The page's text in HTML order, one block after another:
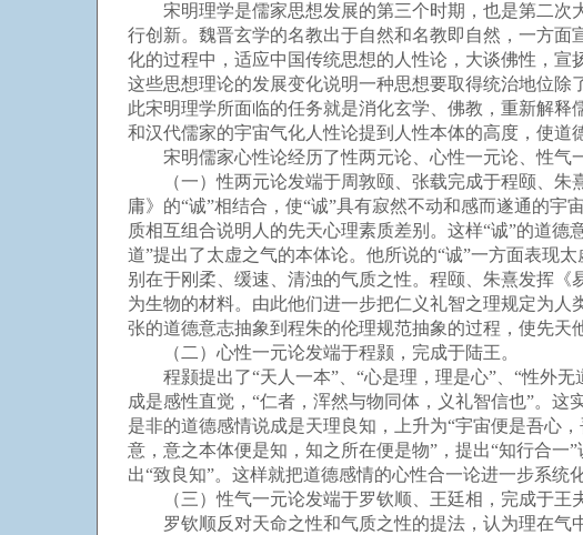
宋明理学是儒家思想发展的第三个时期，也是第二次
行创新。魏晋玄学的名教出于自然和名教即自然，一方
化的过程中，适应中国传统思想的人性论，大谈佛性，宣
这些思想理论的发展变化说明一种思想要取得统治地位
此宋明理学所面临的任务就是消化玄学、佛教，重新解
和汉代儒家的宇宙气化人性论提到人性本体的高度，使道
宋明儒家心性论经历了性两元论、心性一元论、性气一
（一）性两元论发端于周敦颐、张载完成于程颐、朱熹
庸》的“诚”相结合，使“诚”具有寂然不动和感而遂通的
质相互组合说明人的先天心理素质差别。这样“诚”的道
道”提出了太虚之气的本体论。他所说的“诚”一方面表现
别在于刚柔、缓速、清浊的气质之性。程颐、朱熹发挥
为生物的材料。由此他们进一步把仁义礼智之理规定为人
张的道德意志抽象到程朱的伦理规范抽象的过程，使先天
（二）心性一元论发端于程颢，完成于陆王。
程颢提出了“天人一本”、“心是理，理是心”、“性外无
成是感性直觉，“仁者，浑然与物同体，义礼智信也”。
是非的道德感情说成是天理良知，上升为“宇宙便是吾心
意，意之本体便是知，知之所在便是物”，提出“知行合
出“致良知”。这样就把道德感情的心性合一论进一步系统
（三）性气一元论发端于罗钦顺、王廷相，完成于王夫
罗钦顺反对天命之性和气质之性的提法，认为理在气